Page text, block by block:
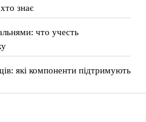
знає
что учесть
які компоненти підтримують